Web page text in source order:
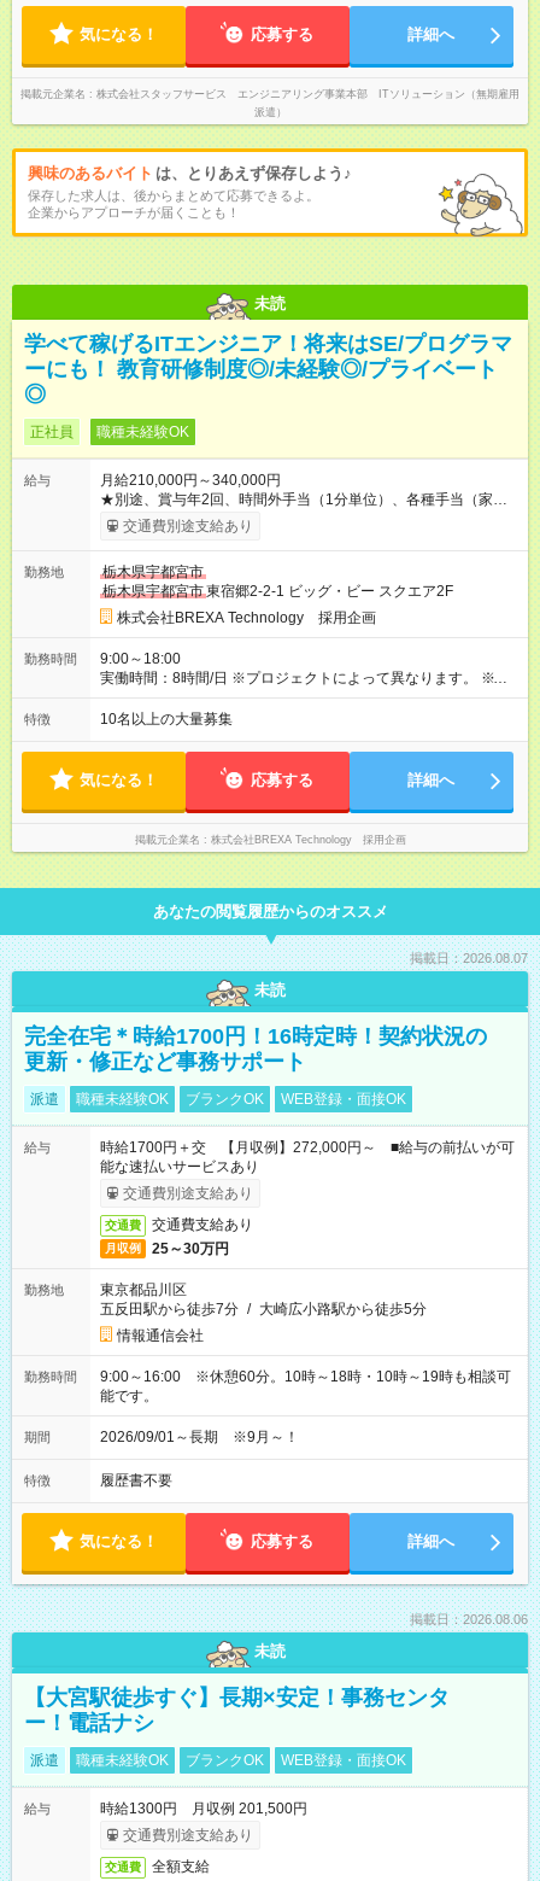
気になる！ 応募する 詳細へ
掲載元企業名
株式会社スタッフサービス エンジニアリング事業本部 ITソリューション（無期雇用
派遣）
興味のあるバイト は、とりあえず保存しよう♪
保存した求人は、後からまとめて応募できるよ。
企業からアプローチが届くことも！
未読
学べて稼げるITエンジニア！将来はSE/プログラマ
ーにも！ 教育研修制度◎/未経験◎/プライベート
◎
正社員 職種未経験OK
給与
月給210,000円～340,000円
★別途、賞与年2回、時間外手当（1分単位）、各種手当（家
族、赴任等）が支給されます。 ★スキル・経験年数・年齢等も
考慮し、話し合いの上で決定します。 【試用期間】試用期間あ
す。
交通費別途支給あり
勤務地
栃木県宇都宮市
栃木県宇都宮市東宿郷2-2-1 ビッグ・ビー スクエア2F
株式会社BREXA Technology 採用企画
勤務時間
9:00～18:00
実働時間：8時間/日 ※プロジェクトによって異なります。 ※サ
ービス残業はございません。残業代1分単位で支給。
特徴 10名以上の大量募集
気になる！ 応募する 詳細へ
掲載元企業名 株式会社BREXA Technology 採用企画
あなたの閲覧履歴からのオススメ
掲載日：2026.08.07
未読
完全在宅＊時給1700円！16時定時！契約状況の
更新・修正など事務サポート
派遣 職種未経験OK ブランクOK WEB登録・面接OK
給与
時給1700円＋交 【月収例】272,000円～ ■給与の前払いが可
能な速払いサービスあり
交通費別途支給あり
交通費 交通費支給あり
月収例 25～30万円
勤務地
東京都品川区
五反田駅から徒歩7分 / 大崎広小路駅から徒歩5分
情報通信会社
勤務時間
9:00～16:00 ※休憩60分。10時～18時・10時～19時も相談可
能です。
期間 2026/09/01～長期 ※9月～！
特徴 履歴書不要
気になる！ 応募する 詳細へ
掲載日：2026.08.06
未読
【大宮駅徒歩すぐ】長期×安定！事務センタ
ー！電話ナシ
派遣 職種未経験OK ブランクOK WEB登録・面接OK
給与
時給1300円 月収例 201,500円
交通費別途支給あり
交通費 全額支給